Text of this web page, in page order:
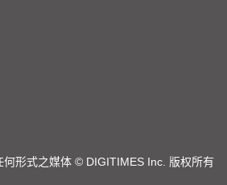
形式之媒体 © DIGITIMES Inc. 版权所有